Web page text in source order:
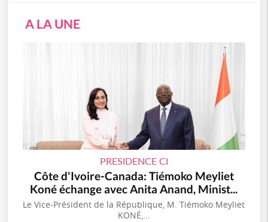
A LA UNE
PRESIDENCE CI
Côte d'Ivoire-Canada: Tiémoko Meyliet
Koné échange avec Anita Anand, Minist...
Le Vice-Président de la République, M. Tiémoko Meyliet
KONÉ,...